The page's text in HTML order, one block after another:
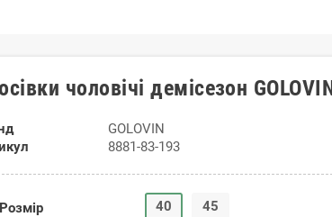
чоловічі демісезон
GOLOVIN
8881-83-193
Розмір 40 45